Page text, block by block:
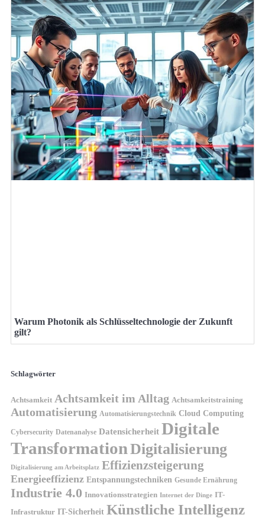
Warum Photonik als Schlüsseltechnologie der Zukunft
gilt?
Schlagwörter
Achtsamkeit Achtsamkeit im Alltag Achtsamkeitstraining
Automatisierung Automatisierungstechnik Cloud Computing
Cybersecurity Datenanalyse Datensicherheit Digitale
TransformationDigitalisierung
Digitalisierung am Arbeitsplatz Effizienzsteigerung
Energieeffizienz Entspannungstechniken Gesunde Ernährung
Industrie 4.0 Innovationsstrategien Internet der Dinge IT-
Infrastruktur IT-Sicherheit Künstliche Intelligenz